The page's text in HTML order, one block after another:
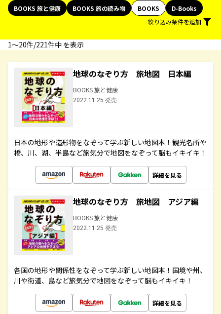
BOOKS 旅と健康
BOOKS 旅の読み物 BOOKS
D-Books
絞り込み条件を追加
1〜20件/221件中 を表示
地球のなぞり方 旅地図 日本編
BOOKS 旅と健康
2022.11.25 発売
日本の地形や造形物をなぞって学ぶ新しい地図本！観光名所や
橋、川、湖、半島など旅気分で地図をなぞって脳もイキイキ！
詳細を見る
地球のなぞり方 旅地図 アジア編
BOOKS 旅と健康
2022.11.25 発売
各国の地形や関係性をなぞって学ぶ新しい地図本！国境や州、
川や街道、島など旅気分で地図をなぞって脳もイキイキ！
詳細を見る